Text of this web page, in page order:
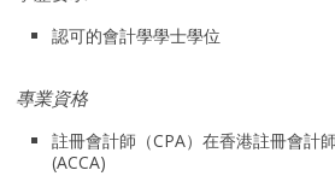
認可的會計學學士學位
專業資格
註冊會計師（CPA）在香港註冊會計
(ACCA)